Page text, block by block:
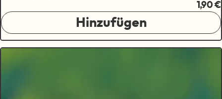
1,90 €
Hinzufügen